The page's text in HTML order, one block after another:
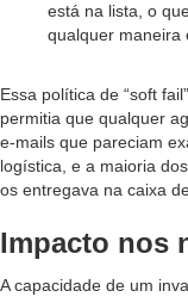
está na lista, o
qualquer maneira
Essa política de “soft
permitia que qualquer
e-mails que pareciam
logística, e a maioria
os entregava na caixa
Impacto nos
A capacidade de um